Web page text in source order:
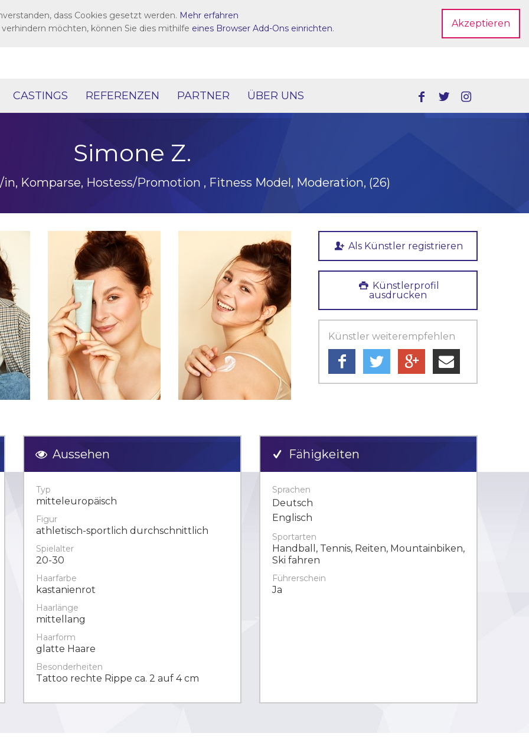
Dein Account
CASTINGS REFERENZEN PARTNER ÜBER UNS
Simone Z.
Komparse, Hostess/Promotion , Fitness Model, Moderation, (26)
Als Künstler registrieren
Künstlerprofil
ausdrucken
Künstler weiterempfehlen
Aussehen
Typ
mitteleuropäisch
Figur
athletisch-sportlich durchschnittlich
Spielalter
20-30
Haarfarbe
kastanienrot
Haarlänge
mittellang
Haarform
glatte Haare
Besonderheiten
Tattoo rechte Rippe ca. 2 auf 4 cm
Fähigkeiten
Sprachen
Deutsch
Englisch
Sportarten
Handball, Tennis, Reiten, Mountainbiken,
Ski fahren
Führerschein
Ja
Akzeptieren
dass Cookies gesetzt werden. Mehr erfahren
möchten, können Sie dies mithilfe eines Browser Add-Ons einrichten.